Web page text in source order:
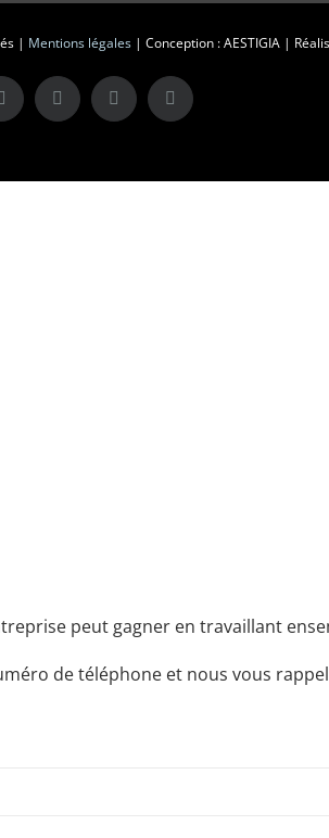
| Mentions légales| Conception : AESTIGIA |
X LinkedInInstagramFacebook
peut gagner en travaillant
de téléphone et nous vous